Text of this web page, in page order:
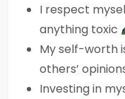
I respect
anything toxic
My self-worth
others’
Investing in